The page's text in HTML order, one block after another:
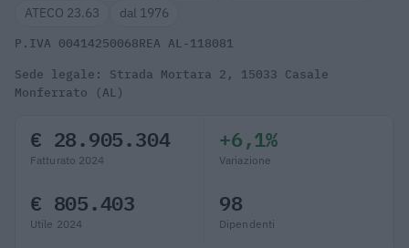
ATECO 23.63
dal 1976
P.IVA 00414250068REA AL-118081
Sede legale: Strada Mortara 2, 15033 Casale
Monferrato (AL)
€ 28.905.304
Fatturato 2024
+6,1%
Variazione
€ 805.403
Utile 2024
98
Dipendenti